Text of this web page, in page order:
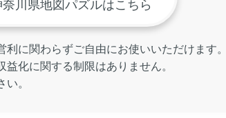
奈川県地図パズルはこちら
に関わらずご自由にお使いいただけます
化に関する制限はありません。
い。